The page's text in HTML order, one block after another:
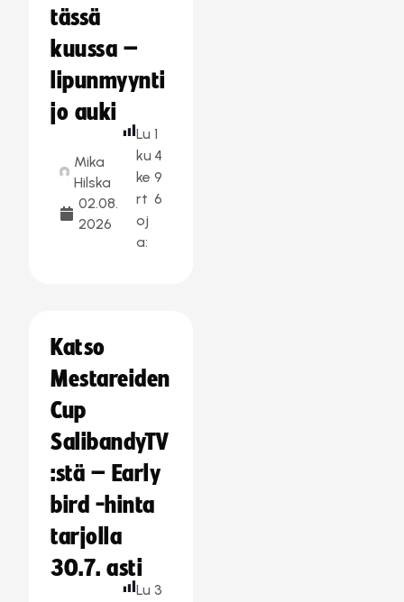
tässä
kuussa –
lipunmyynti
jo auki
Mika
Hilska
02.08.
2026
Lu
ku
ke
rt
oj
a:
1
4
9
6
Katso
Mestareiden
Cup
SalibandyTV
:stä – Early
bird -hinta
tarjolla
30.7. asti
Lu 3